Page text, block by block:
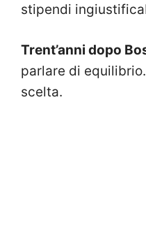
stipendi
Trent’anni dopo
parlare di
scelta.